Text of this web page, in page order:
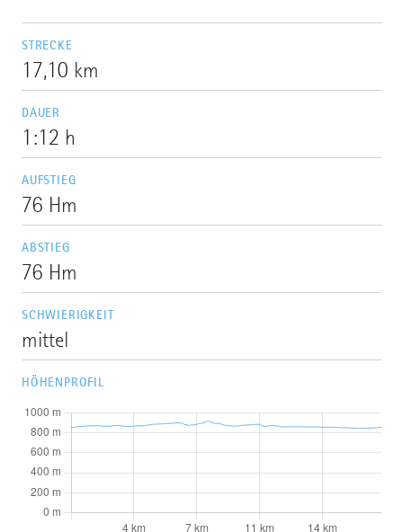
STRECKE
17,10 km
DAUER
1:12 h
AUFSTIEG
76 Hm
ABSTIEG
76 Hm
SCHWIERIGKEIT
mittel
HÖHENPROFIL